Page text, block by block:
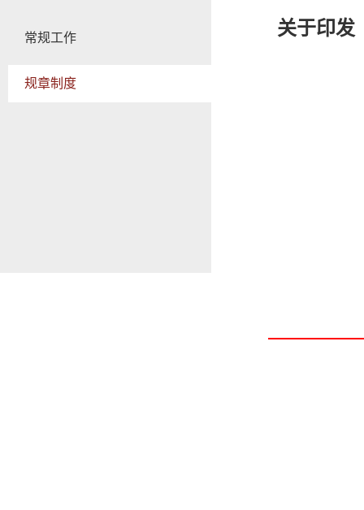
常规工作
规章制度
关于印发